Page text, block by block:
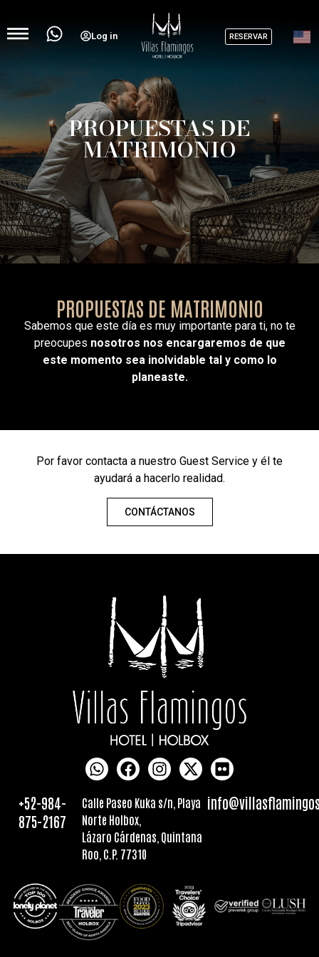
Log in RESERVAR
PROPUESTAS DE
MATRIMONIO
PROPUESTAS DE MATRIMONIO
Sabemos que este día es muy importante para ti, no te
preocupes nosotros nos encargaremos de que
este momento sea inolvidable tal y como lo
planeaste.
Por favor contacta a nuestro Guest Service y él te
ayudará a hacerlo realidad.
CONTÁCTANOS
+52-984-
875-2167
Calle Paseo Kuka s/n, Playa
Norte Holbox,
Lázaro Cárdenas, Quintana
Roo, C.P. 77310